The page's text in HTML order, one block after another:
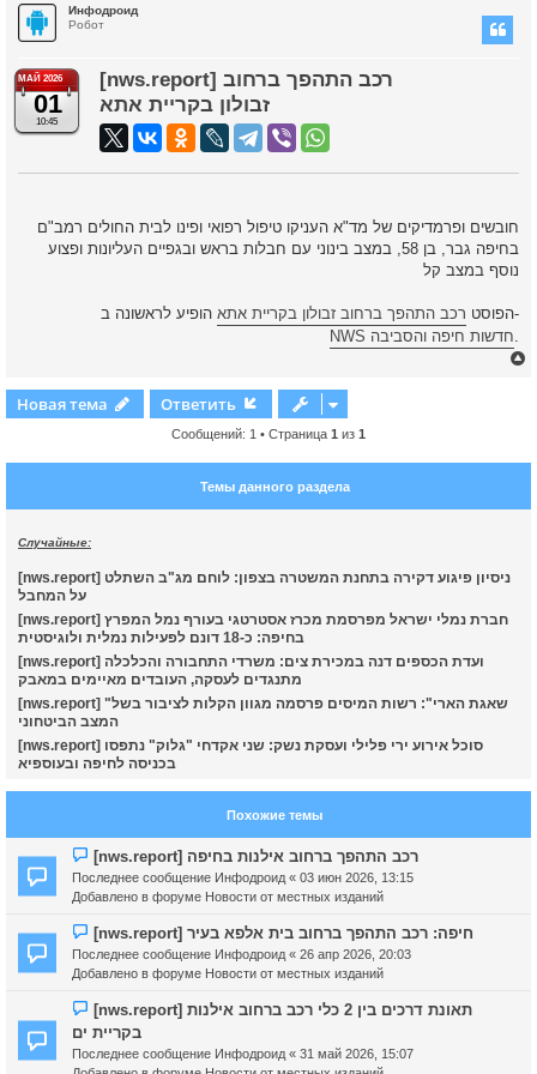
Инфодроид
Робот
МАЙ 2026
01
10:45
[nws.report] רכב התהפך ברחוב
זבולון בקריית אתא
חובשים ופרמדיקים של מד"א העניקו טיפול רפואי ופינו לבית החולים רמב"ם
בחיפה גבר, בן 58, במצב בינוני עם חבלות בראש ובגפיים העליונות ופצוע
נוסף במצב קל
הפוסט רכב התהפך ברחוב זבולון בקריית אתא
הופיע לראשונה ב-
NWS חדשות חיפה והסביבה.
т
с
Новая тема Ответить
Сообщений: 1 • Страница 1 из 1
Темы данного раздела
Случайные:
[nws.report] ניסיון פיגוע דקירה בתחנת המשטרה בצפון: לוחם מג"ב השתלט
על המחבל
[nws.report] חברת נמלי ישראל מפרסמת מכרז אסטרטגי בעורף נמל המפרץ
בחיפה: כ-18 דונם לפעילות נמלית ולוגיסטית
[nws.report] ועדת הכספים דנה במכירת צים: משרדי התחבורה והכלכלה
מתנגדים לעסקה, העובדים מאיימים במאבק
[nws.report] "שאגת הארי": רשות המיסים פרסמה מגוון הקלות לציבור בשל
המצב הביטחוני
[nws.report] סוכל אירוע ירי פלילי ועסקת נשק: שני אקדחי "גלוק" נתפסו
בכניסה לחיפה ובעוספיא
Похожие темы
Н
о
в
е
с
о
б
щ
[nws.report] רכב התהפך ברחוב אילנות בחיפה
Последнее сообщение Инфодроид « 03 июн 2026, 13:15
Добавлено в форуме Новости от местных изданий
Н
о
в
е
с
[nws.report] חיפה: רכב התהפך ברחוב בית אלפא בעיר
Последнее сообщение Инфодроид « 26 апр 2026, 20:03
Добавлено в форуме Новости от местных изданий
Н
о
[nws.report] תאונת דרכים בין 2 כלי רכב ברחוב אילנות
בקריית ים
Последнее сообщение Инфодроид « 31 май 2026, 15:07